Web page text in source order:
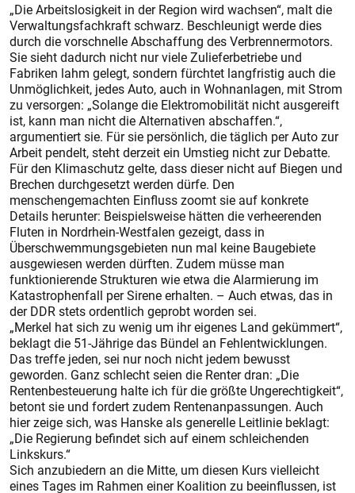
„Die Arbeitslosigkeit in der Region wird wachsen“, malt die
Verwaltungsfachkraft schwarz. Beschleunigt werde dies
durch die vorschnelle Abschaffung des Verbrennermotors.
Sie sieht dadurch nicht nur viele Zulieferbetriebe und
Fabriken lahm gelegt, sondern fürchtet langfristig auch die
Unmöglichkeit, jedes Auto, auch in Wohnanlagen, mit Strom
zu versorgen: „Solange die Elektromobilität nicht ausgereift
ist, kann man nicht die Alternativen abschaffen.“,
argumentiert sie. Für sie persönlich, die täglich per Auto zur
Arbeit pendelt, steht derzeit ein Umstieg nicht zur Debatte.
Für den Klimaschutz gelte, dass dieser nicht auf Biegen und
Brechen durchgesetzt werden dürfe. Den
menschengemachten Einfluss zoomt sie auf konkrete
Details herunter: Beispielsweise hätten die verheerenden
Fluten in Nordrhein-Westfalen gezeigt, dass in
Überschwemmungsgebieten nun mal keine Baugebiete
ausgewiesen werden dürften. Zudem müsse man
funktionierende Strukturen wie etwa die Alarmierung im
Katastrophenfall per Sirene erhalten. – Auch etwas, das in
der DDR stets ordentlich geprobt worden sei.
„Merkel hat sich zu wenig um ihr eigenes Land gekümmert“,
beklagt die 51-Jährige das Bündel an Fehlentwicklungen.
Das treffe jeden, sei nur noch nicht jedem bewusst
geworden. Ganz schlecht seien die Renter dran: „Die
Rentenbesteuerung halte ich für die größte Ungerechtigkeit“,
betont sie und fordert zudem Rentenanpassungen. Auch
hier zeige sich, was Hanske als generelle Leitlinie beklagt:
„Die Regierung befindet sich auf einem schleichenden
Linkskurs.“
Sich anzubiedern an die Mitte, um diesen Kurs vielleicht
eines Tages im Rahmen einer Koalition zu beeinflussen, ist